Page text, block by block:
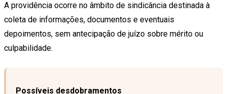
A providência ocorre no âmbito de sindicância destinada à
coleta de informações, documentos e eventuais
depoimentos, sem antecipação de juízo sobre mérito ou
culpabilidade.
Possíveis desdobramentos